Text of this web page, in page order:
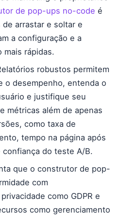
de pop-ups no-code é
arrastar e soltar e
a configuração e a
mais rápidas.
robustos permitem
o desempenho, entenda o
e justifique seu
métricas além de apenas
como taxa de
tempo na página após
do teste A/B.
que o construtor de pop-
com
como GDPR e
como gerenciamento